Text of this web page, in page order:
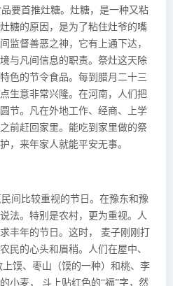
要首推灶糖。灶糖，是一种又粘
糖的原因，是为了粘住灶爷的嘴
监督善恶之神，它有上通下达，
与凡间信息的职责。祭灶这天除
色的节令食品。每到腊月二十三
生意非常兴隆。在河南，人们把
节。凡在外地工作、经商、上学
前赶回家里。能吃到家里做的祭
，来年家人就能平安无事。
间比较重视的节日。在豫东和豫
法。特别是农村，更为重视。人
丰年的节日。这时， 麦子刚刚打
民的心头和眉稍。人们在屋中、
馍、枣山（馍的一种）和桃、李
小麦， 斗上贴红色的“福”字，然